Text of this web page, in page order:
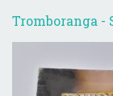
Tromboranga -